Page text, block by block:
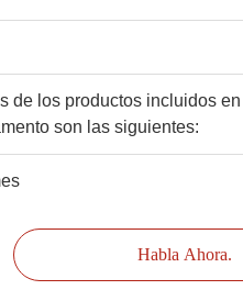
de los productos incluidos en
son las siguientes:
Habla Ahora.